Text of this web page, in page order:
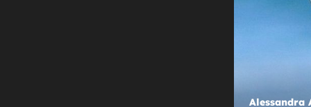
Alessandra